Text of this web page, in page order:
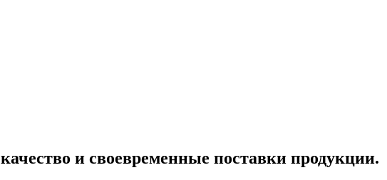
и своевременные поставки продукции.